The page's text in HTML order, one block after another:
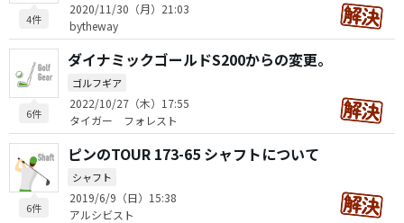
4件
2020/11/30（月）21:03
bytheway
6件
ダイナミックゴールドS200からの変更。
ゴルフギア
2022/10/27（木）17:55
タイガー フォレスト
6件
ピンのTOUR 173-65 シャフトについて
シャフト
2019/6/9（日）15:38
アルシビスト